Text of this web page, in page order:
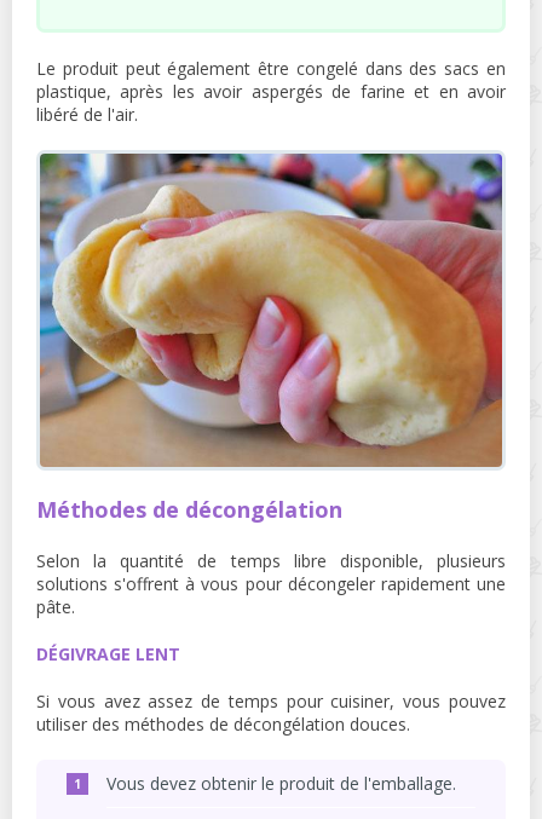
Le produit peut également être congelé dans des sacs en
plastique, après les avoir aspergés de farine et en avoir
libéré de l'air.
Méthodes de décongélation
Selon la quantité de temps libre disponible, plusieurs
solutions s'offrent à vous pour décongeler rapidement une
pâte.
DÉGIVRAGE LENT
Si vous avez assez de temps pour cuisiner, vous pouvez
utiliser des méthodes de décongélation douces.
Vous devez obtenir le produit de l'emballage.